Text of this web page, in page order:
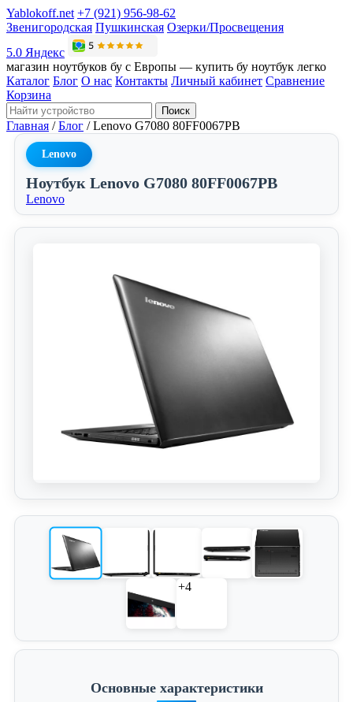
Yablokoff.net +7 (921) 956-98-62
Звенигородская Пушкинская Озерки/Просвещения
5.0 Яндекс
магазин ноутбуков бу с Европы — купить бу ноутбук легко
Каталог Блог О нас Контакты Личный кабинет Сравнение
Корзина
Поиск
Главная / Блог / Lenovo G7080 80FF0067PB
Lenovo
Ноутбук Lenovo G7080 80FF0067PB
Lenovo
+4
Основные характеристики